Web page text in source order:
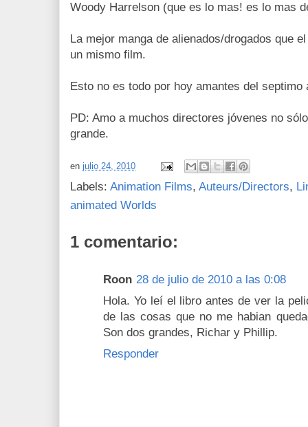
Woody Harrelson (que es lo mas! es lo mas
La mejor manga de alienados/drogados que
un mismo film.
Esto no es todo por hoy amantes del septimo
PD: Amo a muchos directores jóvenes no
grande.
en julio 24, 2010
Labels: Animation Films, Auteurs/Directors,
animated Worlds
1 comentario:
Roon 28 de julio de 2010 a las 0:08
Hola. Yo leí el libro antes de ver la
de las cosas que no me habian
Son dos grandes, Richar y Phillip.
Responder